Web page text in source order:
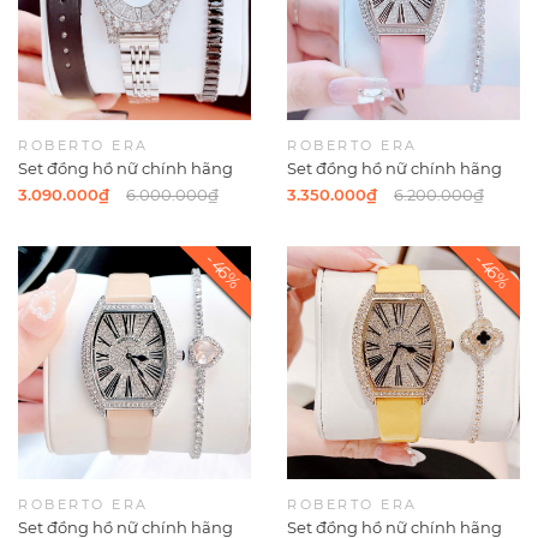
ROBERTO ERA
Set đồng hồ nữ chính hãng
Roberto Era RE8344 dây da
kiện
3.090.000₫ 6.000.000₫
ROBERTO ERA
Set đồng hồ nữ chính hãng
Roberto Era RE022 dây da
3.350.000₫ 6.200.000₫
ROBERTO ERA
Set đồng hồ nữ chính hãng
ROBERTO ERA
Set đồng hồ nữ chính hãng